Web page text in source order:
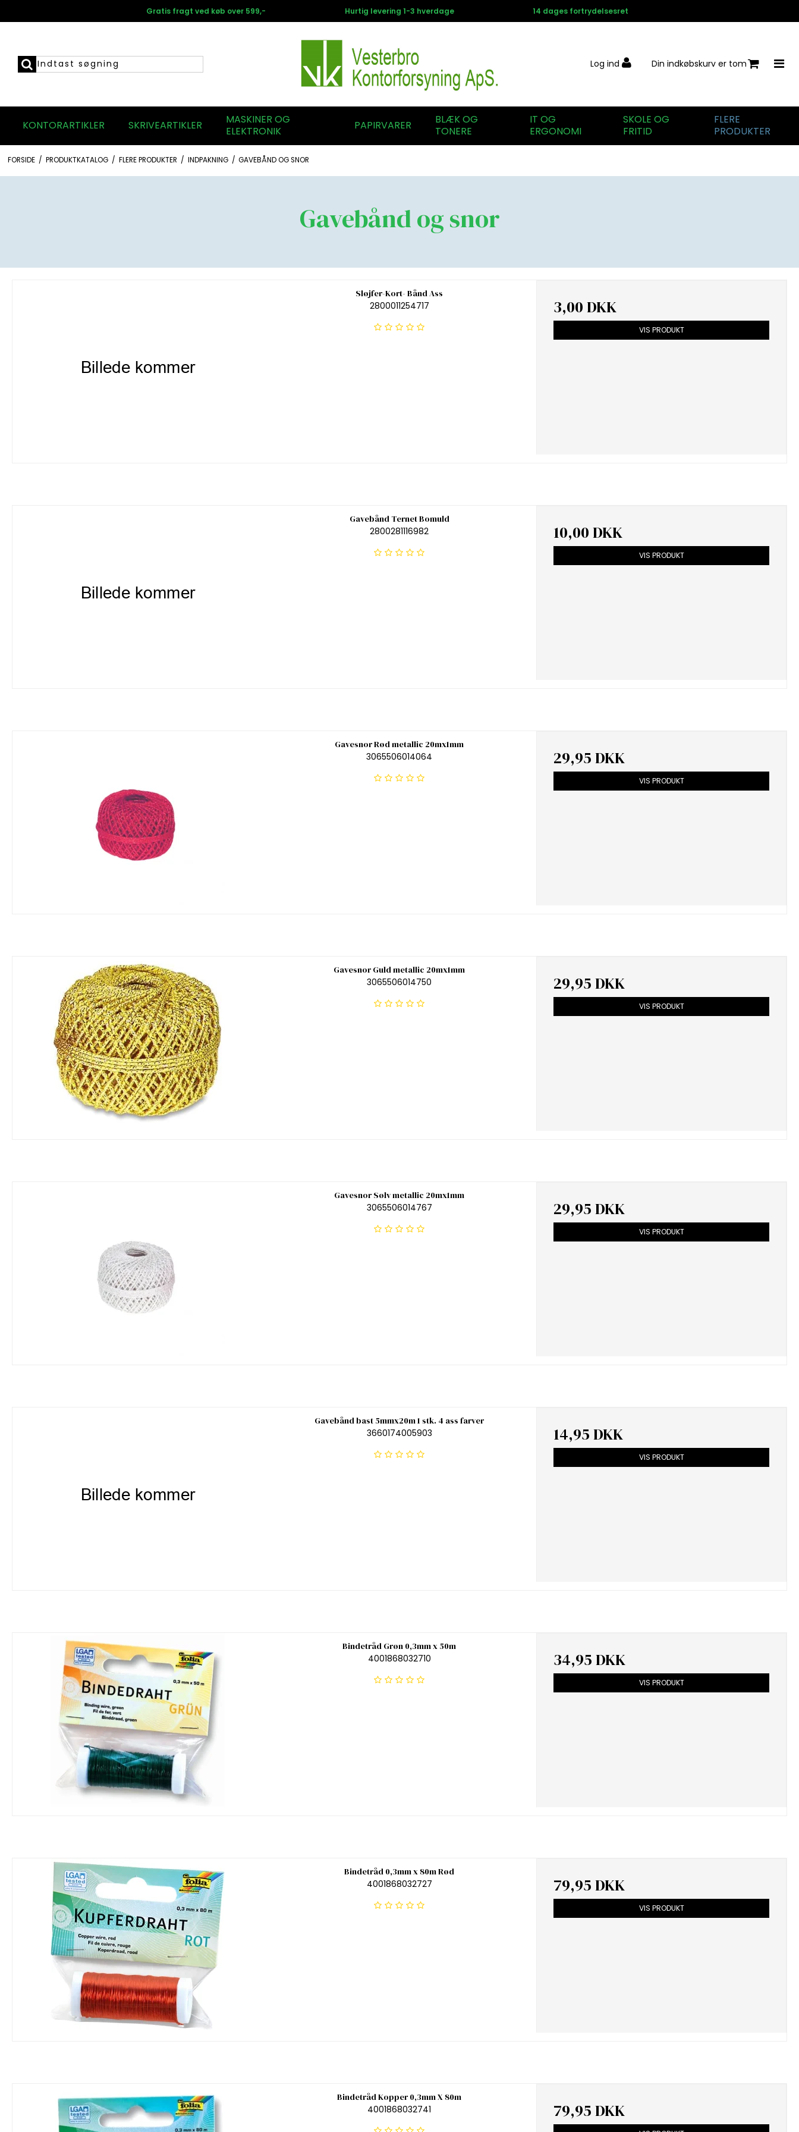
Gratis fragt ved køb over 599,- Hurtig levering 1-3 hverdage 14 dages fortrydelsesret
Log ind Din indkøbskurv er tom
KONTORARTIKLER SKRIVEARTIKLER
MASKINER OG
ELEKTRONIK
PAPIRVARER
BLÆK OG
TONERE
IT OG
ERGONOMI
SKOLE OG
FRITID
FLERE
PRODUKTER
FORSIDE / PRODUKTKATALOG / FLERE PRODUKTER / INDPAKNING / GAVEBÅND OG SNOR
Gavebånd og snor
Sløjfer-Kort- Bånd Ass
2800011254717
3,00 DKK
VIS PRODUKT
Gavebånd Ternet Bomuld
2800281116982
10,00 DKK
VIS PRODUKT
Gavesnor Rød metallic 20mx1mm
3065506014064
29,95 DKK
VIS PRODUKT
Gavesnor Guld metallic 20mx1mm
3065506014750
29,95 DKK
VIS PRODUKT
Gavesnor Sølv metallic 20mx1mm
3065506014767
29,95 DKK
VIS PRODUKT
Gavebånd bast 5mmx20m 1 stk. 4 ass farver
3660174005903
14,95 DKK
VIS PRODUKT
Bindetråd Grøn 0,3mm x 50m
4001868032710
34,95 DKK
VIS PRODUKT
Bindetråd 0,3mm x 80m Rød
4001868032727
79,95 DKK
VIS PRODUKT
Bindetråd Kopper 0,3mm X 80m
4001868032741
79,95 DKK